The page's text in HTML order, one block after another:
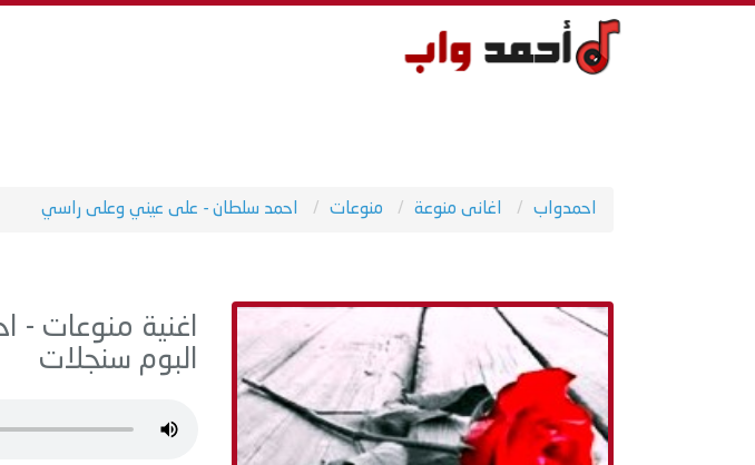
احمدواب اغانى منوعة منوعات احمد سلطان - على عيني وعلى راسي
البوم سنجلات